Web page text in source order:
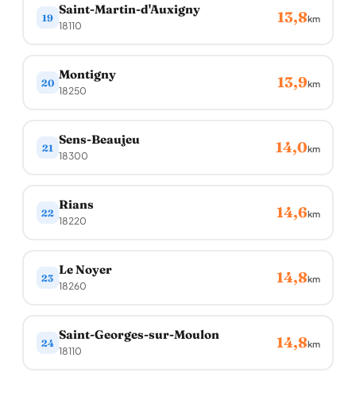
19
Saint-Martin-d'Auxigny
18110 13,8km
20
Montigny
18250 13,9km
21
Sens-Beaujeu
18300 14,0km
22
Rians
18220 14,6km
23
Le Noyer
18260 14,8km
24
Saint-Georges-sur-Moulon
18110 14,8km